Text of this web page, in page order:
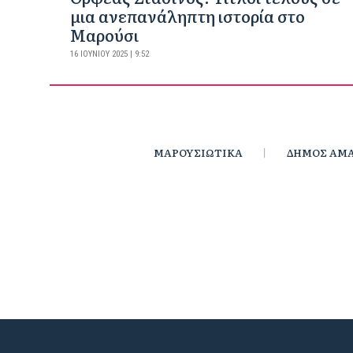
μια ανεπανάληπτη ιστορία στο
Μαρούσι
16 ΙΟΥΝΊΟΥ 2025 | 9:52
ΜΑΡΟΥΣΙΩΤΙΚΑ ΔΗΜΟΣ